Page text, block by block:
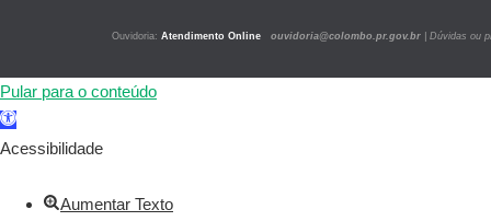
Ouvidoria: Atendimento Online ouvidoria@colombo.pr.gov.br Dúvidas ou
Pular para o conteúdo
Barra
de
Aberta
Acessibilidade
Aumentar Texto